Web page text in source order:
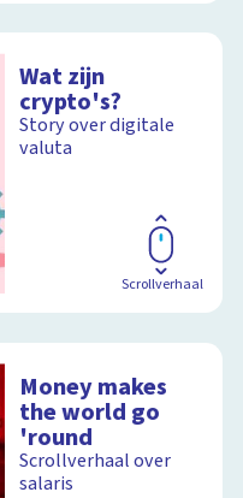
Wat zijn
crypto's?
Story over digitale
valuta
Scrollverhaal
Money makes
the world go
'round
Scrollverhaal over
salaris